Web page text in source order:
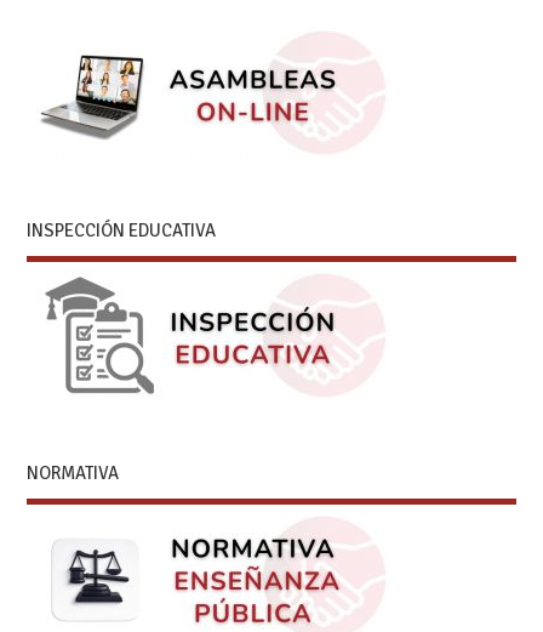
INSPECCIÓN EDUCATIVA
NORMATIVA